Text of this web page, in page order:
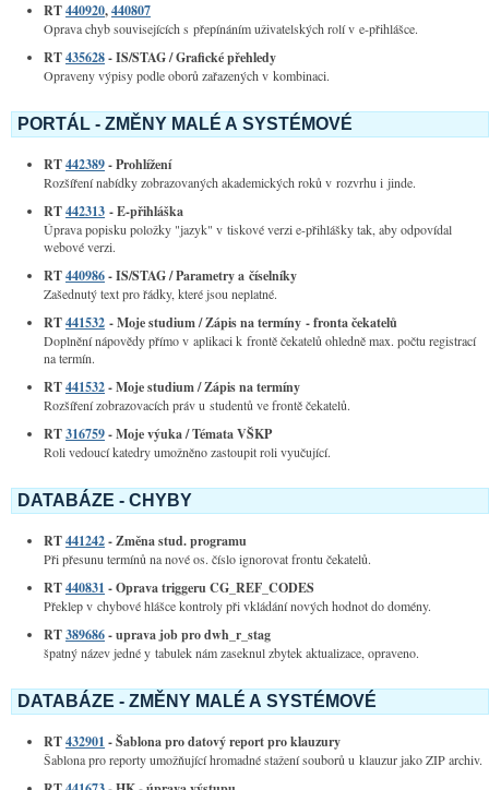
RT440920,440807
Oprava chyb souvisejících s přepínáním uživatelských rolí v e-přihlášce.
RT435628- IS/STAG / Grafické přehledy
Opraveny výpisy podle oborů zařazených v kombinaci.
PORTÁL - ZMĚNY MALÉ A SYSTÉMOVÉ
RT442389- Prohlížení
Rozšíření nabídky zobrazovaných akademických roků v rozvrhu i jinde.
RT442313 - E-přihláška
Úprava popisku položky "jazyk" v tiskové verzi e-přihlášky tak, aby odpovídal
webové verzi.
RT440986- IS/STAG / Parametry a číselníky
Zašednutý text pro řádky, které jsou neplatné.
RT441532 - Moje studium / Zápis na termíny - fronta čekatelů
Doplnění nápovědy přímo v aplikaci k frontě čekatelů ohledně max. počtu registrací
na termín.
RT441532- Moje studium / Zápis na termíny
Rozšíření zobrazovacích práv u studentů ve frontě čekatelů.
RT316759- Moje výuka / Témata VŠKP
Roli vedoucí katedry umožněno zastoupit roli vyučující.
DATABÁZE - CHYBY
RT441242- Změna stud. programu
Při přesunu termínů na nové os. číslo ignorovat frontu čekatelů.
RT440831 - Oprava triggeru CG_REF_CODES
Překlep v chybové hlášce kontroly při vkládání nových hodnot do domény.
RT389686- uprava job pro dwh_r_stag
špatný název jedné y tabulek nám zaseknul zbytek aktualizace, opraveno.
DATABÁZE - ZMĚNY MALÉ A SYSTÉMOVÉ
RT432901 - Šablona pro datový report pro klauzury
Šablona pro reporty umožňující hromadné stažení souborů u klauzur jako ZIP archiv.